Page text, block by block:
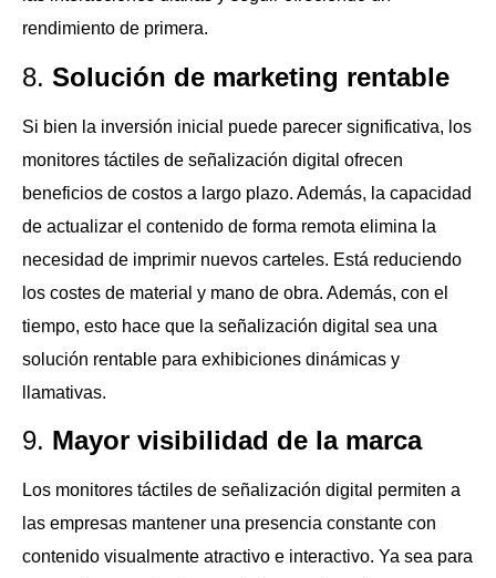
rendimiento de primera.
8. Solución de marketing rentable
Si bien la inversión inicial puede parecer significativa, los
monitores táctiles de señalización digital ofrecen
beneficios de costos a largo plazo. Además, la capacidad
de actualizar el contenido de forma remota elimina la
necesidad de imprimir nuevos carteles. Está reduciendo
los costes de material y mano de obra. Además, con el
tiempo, esto hace que la señalización digital sea una
solución rentable para exhibiciones dinámicas y
llamativas.
9. Mayor visibilidad de la marca
Los monitores táctiles de señalización digital permiten a
las empresas mantener una presencia constante con
contenido visualmente atractivo e interactivo. Ya sea para